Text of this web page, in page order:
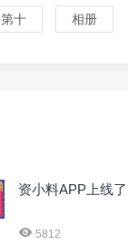
第十 相册
资小料APP上线了
5812